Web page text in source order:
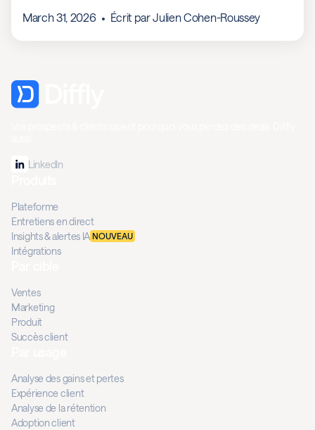
March 31, 2026 Écrit parJulien Cohen-Roussey
LinkedIn
Plateforme
Entretiens en direct
Insights & alertes IA NOUVEAU
Intégrations
Ventes
Marketing
Produit
Succès client
Analyse des gains et pertes
Expérience client
Analyse de la rétention
Adoption client